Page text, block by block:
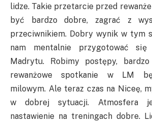
lidze. Takie przetarcie przed
być bardzo dobre, zagrać z
przeciwnikiem. Dobry wynik w tym
nam mentalnie przygotować
Madrytu. Robimy postępy,
rewanżowe spotkanie w LM
milowym. Ale teraz czas na Niceę,
w dobrej sytuacji. Atmosfera
nastawienie na treningach dobre.